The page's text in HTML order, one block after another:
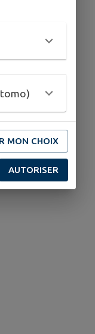
et à
MON CHOIX
AUTORISER